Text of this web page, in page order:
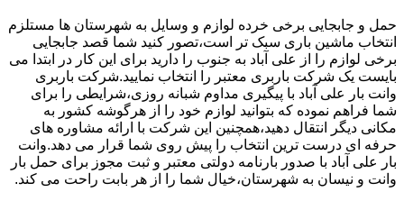
حمل و جابجایی برخی خرده لوازم و وسایل به شهرستان ها مستلزم
انتخاب ماشین باری سبک تر است،تصور کنید شما قصد جابجایی
برخی لوازم را از علی آباد به جنوب را دارید برای این کار در ابتدا می
بایست یک شرکت باربری معتبر را انتخاب نمایید.شرکت باربری
وانت بار علی آباد با پیگیری مداوم شبانه روزی،شرایطی را برای
شما فراهم نموده که بتوانید لوازم خود را از هرگوشه کشور به
مکانی دیگر انتقال دهید،همچنین این شرکت با ارائه مشاوره های
حرفه ای درست ترین انتخاب را پیش روی شما قرار می دهد.وانت
بار علی آباد با صدور بارنامه دولتی معتبر و ثبت مجوز برای حمل بار
وانت و نیسان به شهرستان،خیال شما را از هر بابت راحت می کند.